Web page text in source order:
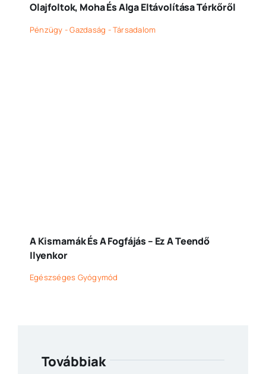
Olajfoltok, Moha És Alga Eltávolítása Térkőről
Pénzügy - Gazdaság - Társadalom
A Kismamák És A Fogfájás – Ez A Teendő
Ilyenkor
Egészséges Gyógymód
Továbbiak